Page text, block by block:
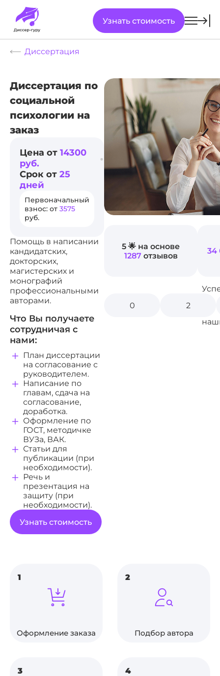
Узнать стоимость
Диссертация
Диссертация по
социальной
психологии на
заказ
Цена от 14300
руб.
Срок от 25
дней
Первоначальный
взнос: от 3575
руб.
Помощь в написании
кандидатских,
докторских,
магистерских и
монографий
профессиональными
авторами.
Что Вы получаете
сотрудничая с
нами:
План диссертации
на согласование с
руководителем.
Написание по
главам, сдача на
согласование,
доработка.
Оформление по
ГОСТ, методичке
ВУЗа, ВАК.
Статьи для
публикации (при
необходимости).
Речь и
презентация на
защиту (при
необходимости).
Узнать стоимость
5 🌟 на основе
1287отзывов 34
2
0
1
Оформление заказа
2
Подбор автора
3 4